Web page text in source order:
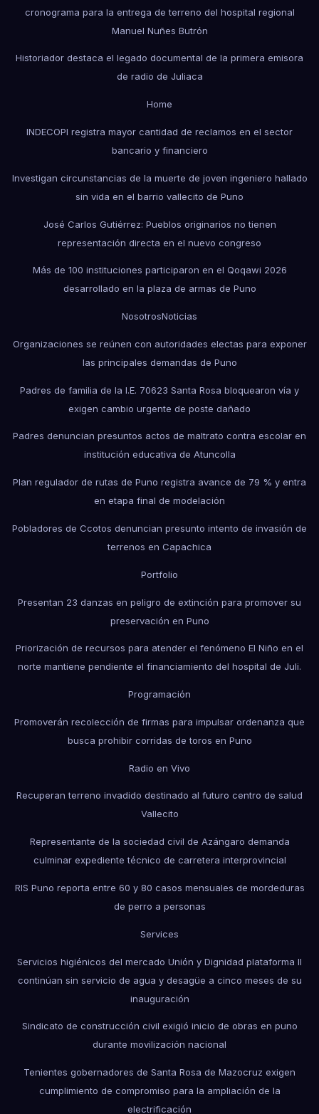
cronograma para la entrega de terreno del hospital regional
Manuel Nuñes Butrón
Historiador destaca el legado documental de la primera emisora
de radio de Juliaca
Home
INDECOPI registra mayor cantidad de reclamos en el sector
bancario y financiero
Investigan circunstancias de la muerte de joven ingeniero hallado
sin vida en el barrio vallecito de Puno
José Carlos Gutiérrez: Pueblos originarios no tienen
representación directa en el nuevo congreso
Más de 100 instituciones participaron en el Qoqawi 2026
desarrollado en la plaza de armas de Puno
NosotrosNoticias
Organizaciones se reúnen con autoridades electas para exponer
las principales demandas de Puno
Padres de familia de la I.E. 70623 Santa Rosa bloquearon vía y
exigen cambio urgente de poste dañado
Padres denuncian presuntos actos de maltrato contra escolar en
institución educativa de Atuncolla
Plan regulador de rutas de Puno registra avance de 79 % y entra
en etapa final de modelación
Pobladores de Ccotos denuncian presunto intento de invasión de
terrenos en Capachica
Portfolio
Presentan 23 danzas en peligro de extinción para promover su
preservación en Puno
Priorización de recursos para atender el fenómeno El Niño en el
norte mantiene pendiente el financiamiento del hospital de Juli.
Programación
Promoverán recolección de firmas para impulsar ordenanza que
busca prohibir corridas de toros en Puno
Radio en Vivo
Recuperan terreno invadido destinado al futuro centro de salud
Vallecito
Representante de la sociedad civil de Azángaro demanda
culminar expediente técnico de carretera interprovincial
RIS Puno reporta entre 60 y 80 casos mensuales de mordeduras
de perro a personas
Services
Servicios higiénicos del mercado Unión y Dignidad plataforma II
continúan sin servicio de agua y desagüe a cinco meses de su
inauguración
Sindicato de construcción civil exigió inicio de obras en puno
durante movilización nacional
Tenientes gobernadores de Santa Rosa de Mazocruz exigen
cumplimiento de compromiso para la ampliación de la
electrificación